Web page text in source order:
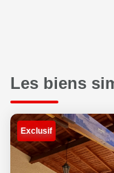
Les biens
Exclusif